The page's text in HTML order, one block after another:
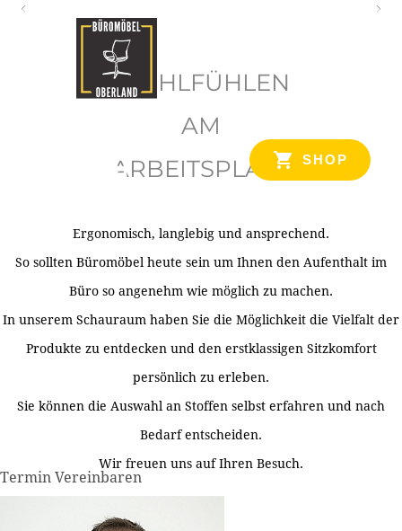
SHOP
WOHLFÜHLEN
AM
ARBEITSPLATZ
Ergonomisch, langlebig und ansprechend.
So sollten Büromöbel heute sein um Ihnen den Aufenthalt im
Büro so angenehm wie möglich zu machen.
In unserem Schauraum haben Sie die Möglichkeit die Vielfalt der
Produkte zu entdecken und den erstklassigen Sitzkomfort
persönlich zu erleben.
Sie können die Auswahl an Stoffen selbst erfahren und nach
Bedarf entscheiden.
Wir freuen uns auf Ihren Besuch.
Termin Vereinbaren